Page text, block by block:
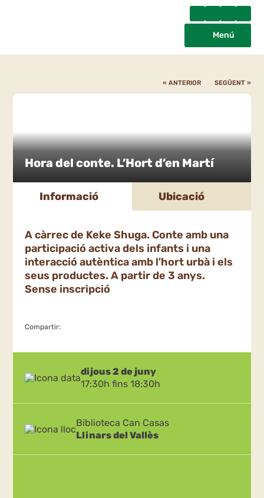
Menú
« ANTERIOR SEGÜENT »
Hora del conte. L’Hort d’en Martí
Informació Ubicació
A càrrec de Keke Shuga. Conte amb una
participació activa dels infants i una
interacció autèntica amb l'hort urbà i els
seus productes. A partir de 3 anys.
Sense inscripció
Compartir:
dijous 2 de juny
17:30h fins 18:30h
Biblioteca Can Casas
Llinars del Vallès